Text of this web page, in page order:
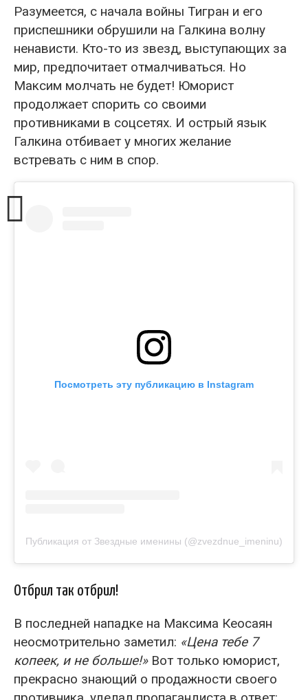
Разумеется, с начала войны Тигран и его
приспешники обрушили на Галкина волну
ненависти. Кто-то из звезд, выступающих за
мир, предпочитает отмалчиваться. Но
Максим молчать не будет! Юморист
продолжает спорить со своими
противниками в соцсетях. И острый язык
Галкина отбивает у многих желание
встревать с ним в спор.
Посмотреть эту публикацию в Instagram
Публикация от Звездные именины (@zvezdnue_imeninu)
Отбрил так отбрил!
В последней нападке на Максима Кеосаян
неосмотрительно заметил: «Цена тебе 7
копеек, и не больше!»Вот только юморист,
прекрасно знающий о продажности своего